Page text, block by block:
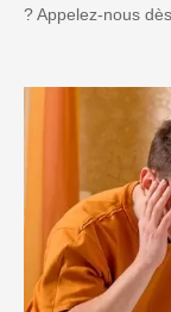
? Appelez-nous